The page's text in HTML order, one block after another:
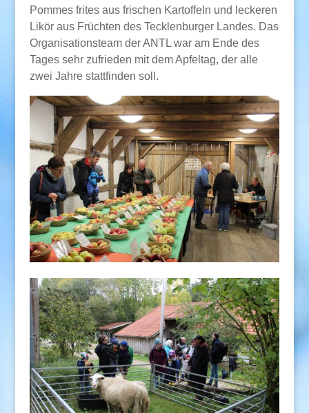
Pommes frites aus frischen Kartoffeln und leckeren
Likör aus Früchten des Tecklenburger Landes. Das
Organisationsteam der ANTL war am Ende des
Tages sehr zufrieden mit dem Apfeltag, der alle
zwei Jahre stattfinden soll.